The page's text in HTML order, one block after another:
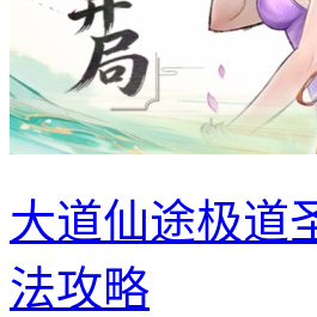
大道仙途极道
法攻略